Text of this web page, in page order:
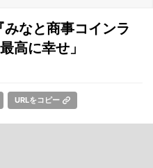
なと商事コインラ
高に幸せ」
URLをコピー